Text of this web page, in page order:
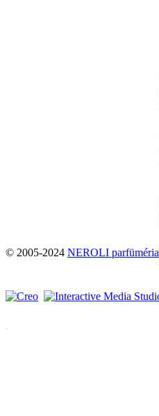
© 2005-2024 NEROLI parfüméria